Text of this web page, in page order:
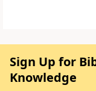
Sign Up for
Knowledge